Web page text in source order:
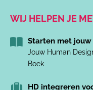
WIJ HELPEN JE
Starten met jouw
Jouw Human
Boek
HD integreren